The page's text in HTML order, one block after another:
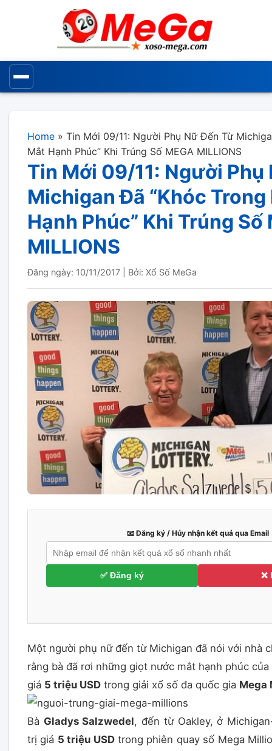
Home » Tin Mới 09/11: Người Phụ Nữ Đến Từ
Mắt Hạnh Phúc” Khi Trúng Số MEGA MILLIONS
Tin Mới 09/11: Người Phụ
Michigan Đã “Khóc
Hạnh Phúc” Khi Trúng Số
MILLIONS
Đăng ngày: 10/11/2017 Bởi: Xổ Số MeGa
📧 Đăng ký / Hủy nhận kết quả qua Email
✅ Đăng ký ❌
Một người phụ nữ đến từ Michigan đã nói với nhà
rằng bà đã rơi những giọt nước mắt hạnh phúc
giá 5 triệu USD trong giải xổ số đa quốc gia Mega
Bà Gladys Salzwedel, đến từ Oakley, ở
trị giá 5 triệu USDtrong phiên quay số Mega